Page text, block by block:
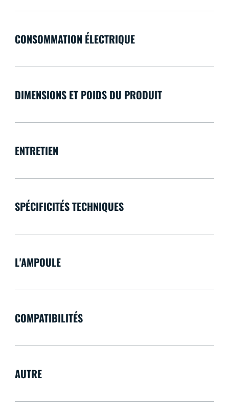
CONSOMMATION ÉLECTRIQUE
DIMENSIONS ET POIDS DU PRODUIT
ENTRETIEN
SPÉCIFICITÉS TECHNIQUES
L'AMPOULE
COMPATIBILITÉS
AUTRE